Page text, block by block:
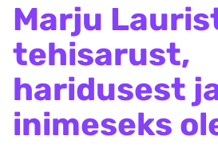
Marju
tehisarust,
haridusest
inimeseks